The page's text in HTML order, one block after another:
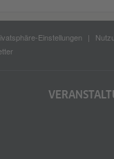
Einstellungen